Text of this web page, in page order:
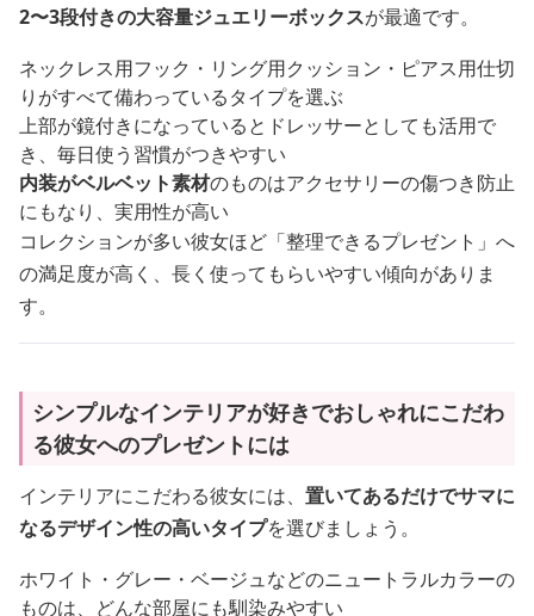
2〜3段付きの大容量ジュエリーボックスが最適です。
ネックレス用フック・リング用クッション・ピアス用仕切
りがすべて備わっているタイプを選ぶ
上部が鏡付きになっているとドレッサーとしても活用で
き、毎日使う習慣がつきやすい
内装がベルベット素材のものはアクセサリーの傷つき防止
にもなり、実用性が高い
コレクションが多い彼女ほど「整理できるプレゼント」へ
の満足度が高く、長く使ってもらいやすい傾向がありま
す。
シンプルなインテリアが好きでおしゃれにこだわ
る彼女へのプレゼントには
インテリアにこだわる彼女には、 置いてあるだけでサマに
なるデザイン性の高いタイプを選びましょう。
ホワイト・グレー・ベージュなどのニュートラルカラーの
ものは、どんな部屋にも馴染みやすい